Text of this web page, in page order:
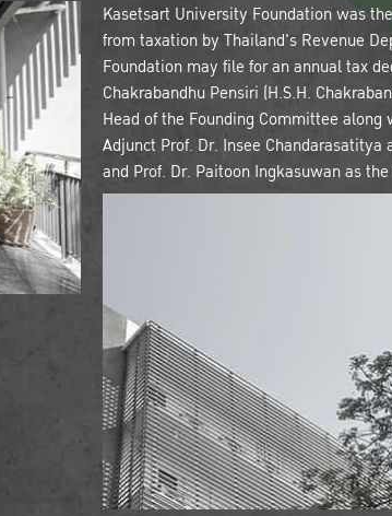
Kasetsart University Foundation was
from taxation by Thailand's Revenue
Foundation may file for an annual tax
Chakrabandhu Pensiri (H.S.H.
Head of the Founding Committee
Adjunct Prof. Dr. Insee
and Prof. Dr. Paitoon Ingkasuwan as